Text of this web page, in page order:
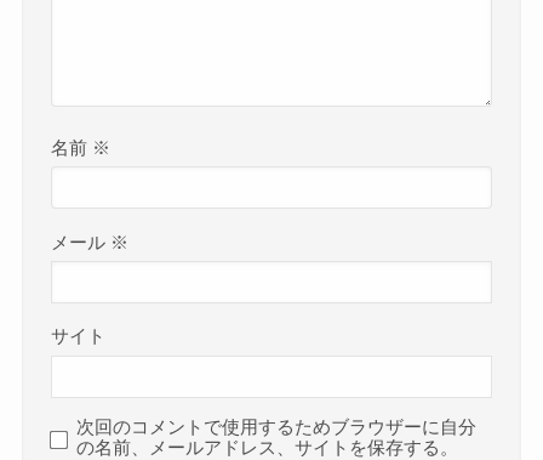
名前 ※
メール ※
サイト
次回のコメントで使用するためブラウザーに自分
の名前、メールアドレス、サイトを保存する。